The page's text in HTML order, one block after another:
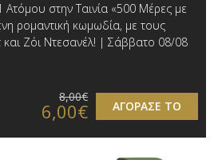
στην Ταινία «500 Μέρες με
ρομαντική κωμωδία, με τους
και Ζόι Ντεσανέλ! | Σάββατο 08/08
ΑΓΟΡΑΣΕ ΤΟ
8,00€
6,00€